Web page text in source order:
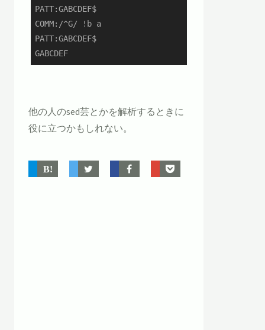
PATT:GABCDEF$
COMM:/^G/ !b a
PATT:GABCDEF$
GABCDEF
他の人のsed芸とかを解析するときに
役に立つかもしれない。